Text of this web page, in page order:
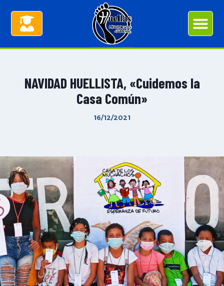
NAVIDAD HUELLISTA, «Cuidemos la
Casa Común»
16/12/2021